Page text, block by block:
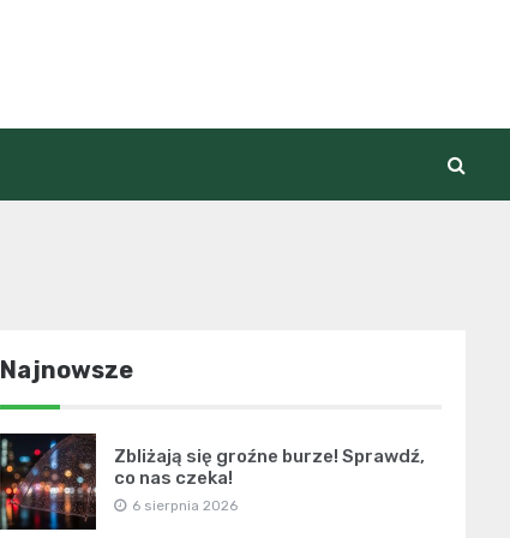
Najnowsze
Zbliżają się groźne burze! Sprawdź,
co nas czeka!
6 sierpnia 2026